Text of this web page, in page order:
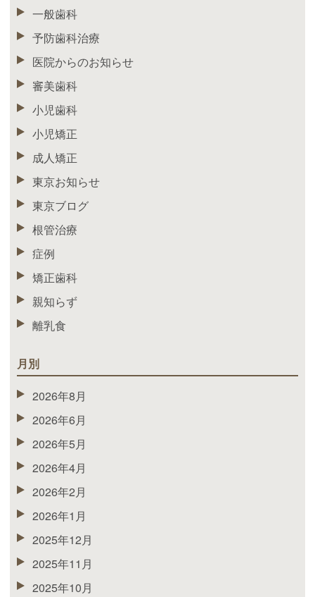
一般歯科
予防歯科治療
医院からのお知らせ
審美歯科
小児歯科
小児矯正
成人矯正
東京お知らせ
東京ブログ
根管治療
症例
矯正歯科
親知らず
離乳食
月別
2026年8月
2026年6月
2026年5月
2026年4月
2026年2月
2026年1月
2025年12月
2025年11月
2025年10月